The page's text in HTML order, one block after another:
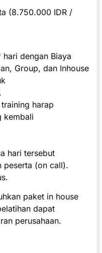
(8.750.000 IDR /
dengan Biaya
Group, dan Inhouse
harap
kembali
hari tersebut
peserta (on call).
paket in house
dapat
perusahaan.